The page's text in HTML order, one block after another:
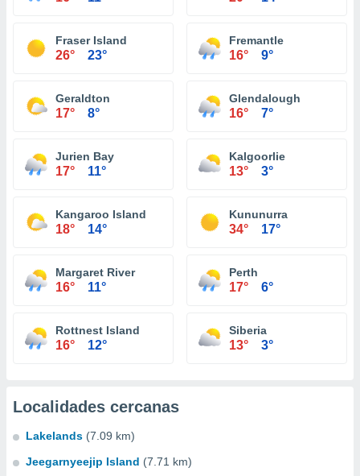
Fraser Island
26° 23°
Fremantle
16° 9°
Geraldton
17° 8°
Glendalough
16° 7°
Jurien Bay
17° 11°
Kalgoorlie
13° 3°
Kangaroo Island
18° 14°
Kununurra
34° 17°
Margaret River
16° 11°
Perth
17° 6°
Rottnest Island
16° 12°
Siberia
13° 3°
Localidades cercanas
Lakelands (7.09 km)
Jeegarnyeejip Island (7.71 km)